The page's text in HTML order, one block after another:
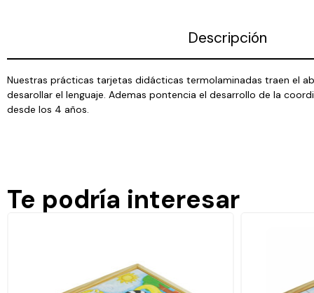
Descripción
Nuestras prácticas tarjetas didácticas termolaminadas traen el
desarollar el lenguaje. Ademas pontencia el desarrollo de la
desde los 4 años.
Te podría interesar